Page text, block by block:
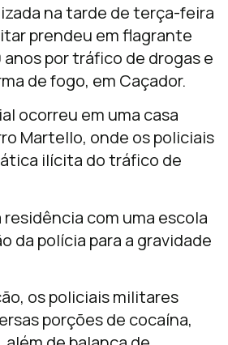
na tarde de terça-feira
prendeu em flagrante
por tráfico de drogas e
de fogo, em Caçador.
ocorreu em uma casa
Martello, onde os policiais
ilícita do tráfico de
com uma escola
da polícia para a gravidade
os policiais militares
porções de cocaína,